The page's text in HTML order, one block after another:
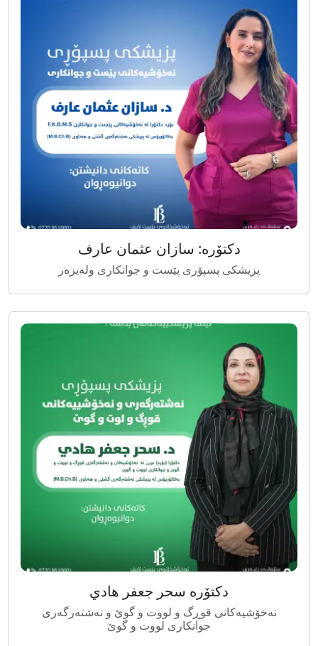
دکتۆرە: سازان عثمان عارف
پزیشکی پسپۆری پێست و جوانکاری ولەیزەر
دکتۆرە سحر جعفر هادي
نەخۆشیەکانی قوڕگ و لووت و گوێ و نەشتەرگەری
جوانکاری لووت و گوێ